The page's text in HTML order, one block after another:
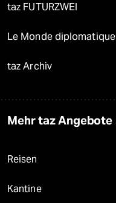
taz FUTURZWEI
Le Monde diplomatique
taz Archiv
Mehr taz Angebote
Reisen
Kantine